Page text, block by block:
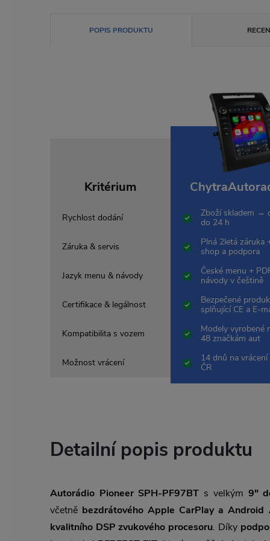
POPIS PRODUKTU
Kritérium
Rychlost dodání
Zboží skladem →
do 24 h
Záruka & servis
Plná 2letá záruka
shop a podpora
Jazyk menu & návody
České menu +
návody v češtině
Certifikace & legálnost
Bezpečené
splňující CE a E-
Kompatibilita s vozem
Modely vyrobené
48 značkám aut
Možnost vrácení
14 dnů na
ČR
Detailní popis produktu
Autorádio Pioneer SPH-PF97BT s velkým 9"
včetně bezdrátového Apple CarPlay a Android
kvalitního DSP zvukového procesoru. Díky